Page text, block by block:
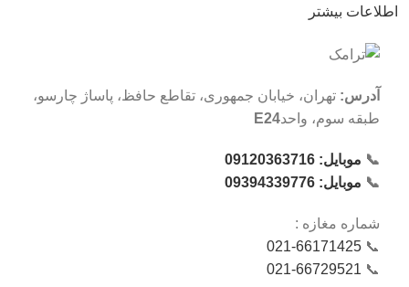
اطلاعات بیشتر
آدرس: تهران، خیابان جمهوری، تقاطع حافظ، پاساژ چارسو،
طبقه سوم، واحدE24
📞 موبایل: 09120363716
📞 موبایل: 09394339776
شماره‌ مغازه :
📞
021-66171425
📞
021-66729521